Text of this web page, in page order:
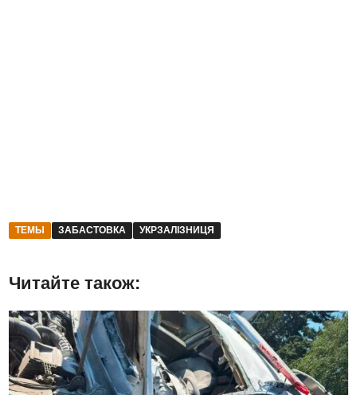
ТЕМЫ ЗАБАСТОВКА УКРЗАЛІЗНИЦЯ
Читайте також: